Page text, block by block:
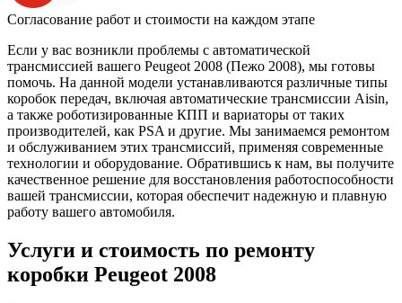
Согласование работ и стоимости на каждом этапе
Если у вас возникли проблемы с автоматической
трансмиссией вашего Peugeot 2008 (Пежо 2008), мы готовы
помочь. На данной модели устанавливаются различные типы
коробок передач, включая автоматические трансмиссии Aisin,
а также роботизированные КПП и вариаторы от таких
производителей, как PSA и другие. Мы занимаемся ремонтом
и обслуживанием этих трансмиссий, применяя современные
технологии и оборудование. Обратившись к нам, вы получите
качественное решение для восстановления работоспособности
вашей трансмиссии, которая обеспечит надежную и плавную
работу вашего автомобиля.
Услуги и стоимость по ремонту
коробки Peugeot 2008